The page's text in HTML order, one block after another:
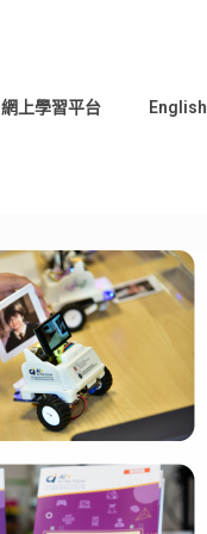
網上學習平台 English